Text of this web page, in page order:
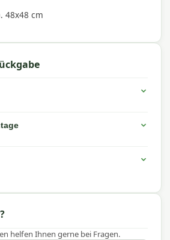
48x48 cm
helfen Ihnen gerne bei Fragen.